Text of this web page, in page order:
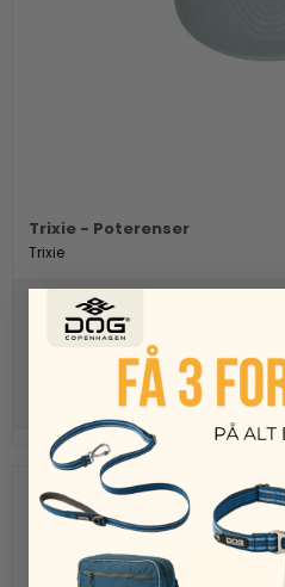
Trixie - Poterenser
Trixie
85,00 DKK
Pris fra 59,50 DKK
Vis